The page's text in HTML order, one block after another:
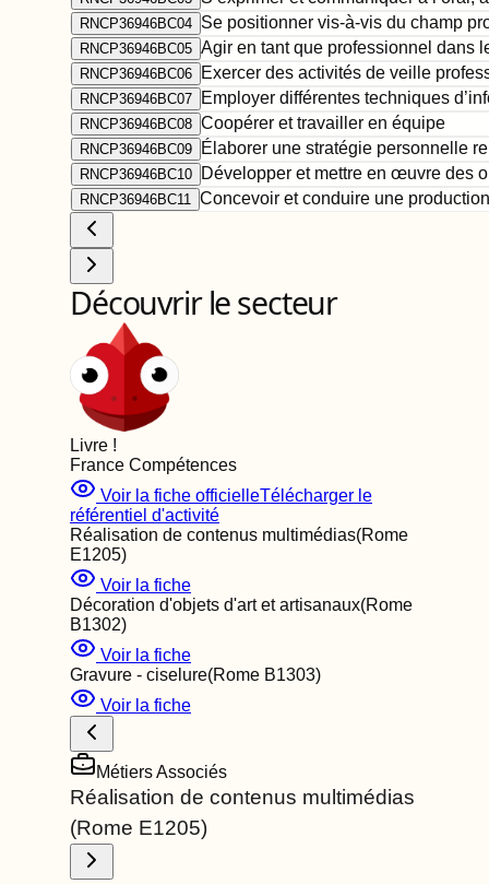
RNCP36946BC04 Se positionner vis-à-vis du champ
RNCP36946BC05 Agir en tant que professionnel dans
RNCP36946BC06 Exercer des activités de veille
RNCP36946BC07 Employer différentes techniques
RNCP36946BC08 Coopérer et travailler en équipe
RNCP36946BC09 Élaborer une stratégie personnelle
RNCP36946BC10 Développer et mettre en œuvre des
RNCP36946BC11 Concevoir et conduire une
Découvrir le secteur
Livre !
France Compétences
Voir la fiche officielleTélécharger le
référentiel d'activité
Réalisation de contenus multimédias(Rome
E1205)
Voir la fiche
Décoration d'objets d'art et artisanaux(Rome
B1302)
Voir la fiche
Gravure - ciselure(Rome B1303)
Voir la fiche
Métiers Associés
Réalisation de contenus multimédias
(Rome E1205)